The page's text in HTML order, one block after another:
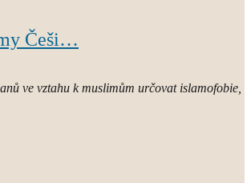
Češi…
ve vztahu k muslimům určovat islamofobie,